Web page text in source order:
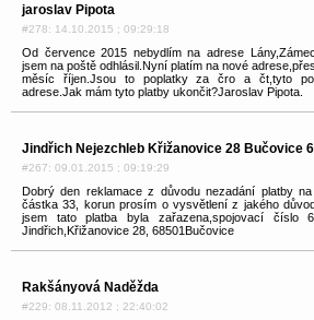
jaroslav Pipota
#278: 14.10.2015 ; 09:29:18
Od července 2015 nebydlím na adrese
jsem na poště odhlásil.Nyní platím na nové
měsíc říjen.Jsou to poplatky za čro a čt,tyto
adrese.Jak mám tyto platby ukončit?Jaroslav Pipota.
Jindřich Nejezchleb Křižanovice 28 Bučovice
#267: 09.01.2015 ; 09:19:29
Dobrý den reklamace z důvodu nezadání platby
částka 33, korun prosím o vysvětlení z jakého
jsem tato platba byla zařazena,spojovací číslo
Jindřich,Křižanovice 28, 68501Bučovice
Rakšányová Naděžda
#229: 08.11.2012 ; 22:40:02